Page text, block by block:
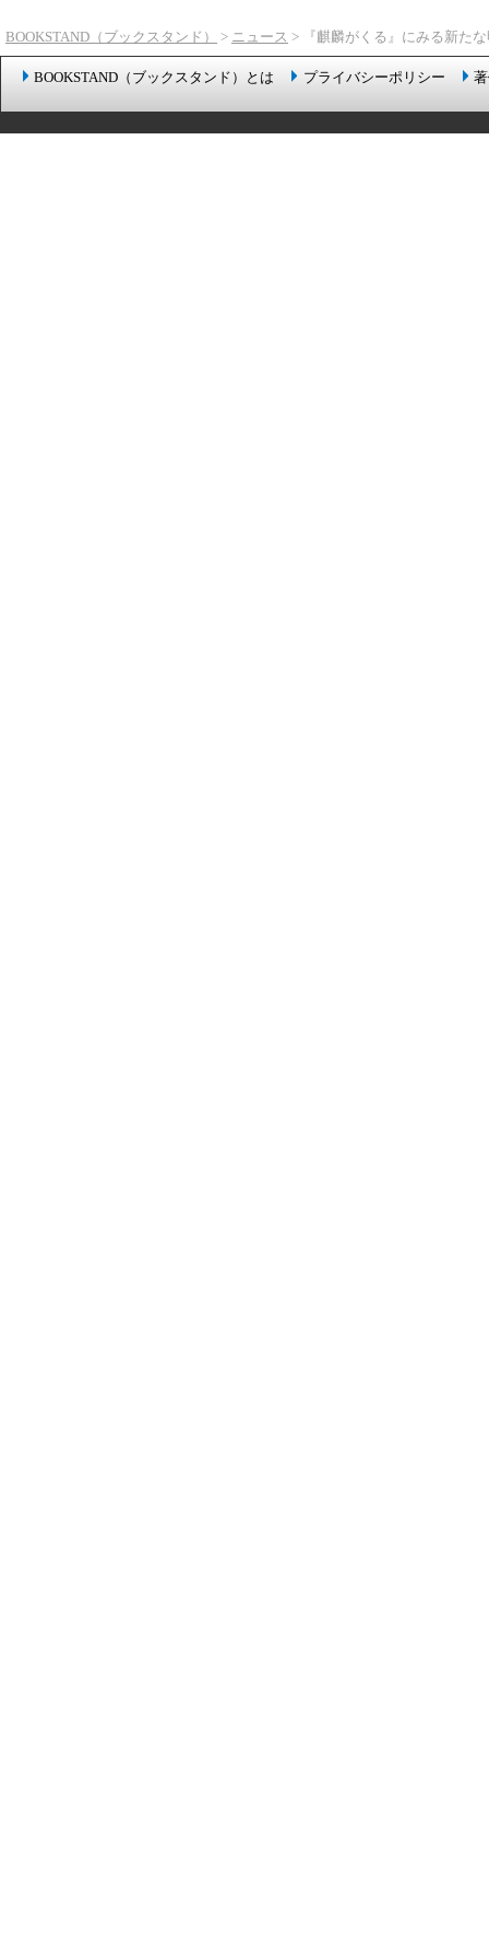
BOOKSTAND（ブックスタンド） > ニュース > 『麒麟がくる』にみる新た
BOOKSTAND（ブックスタンド）とは プライバシーポリシー